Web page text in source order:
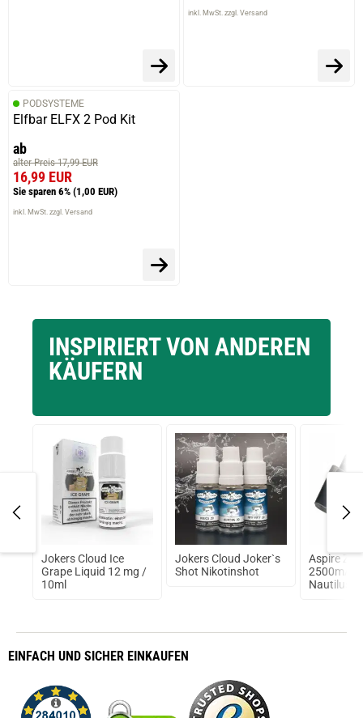
next
inkl. MwSt. zzgl. Versand
PODSYSTEME
Elfbar ELFX 2 Pod Kit
ab
alter Preis 17,99 EUR
16,99 EUR
Sie sparen 6% (1,00 EUR)
inkl. MwSt. zzgl. Versand
INSPIRIERT VON ANDEREN
KÄUFERN
Jokers Cloud Ice
Grape Liquid 12 mg /
10ml
Jokers Cloud Joker`s
Shot Nikotinshot
Aspire
2500mAh
Nautilus 2
EINFACH UND SICHER EINKAUFEN